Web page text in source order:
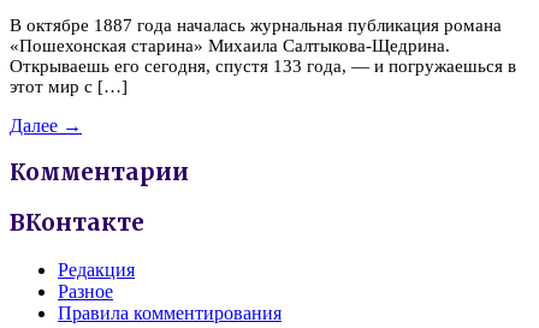
В октябре 1887 года началась журнальная публикация романа
«Пошехонская старина» Михаила Салтыкова-Щедрина.
Открываешь его сегодня, спустя 133 года, — и погружаешься в
этот мир с […]
Далее →
Комментарии
ВКонтакте
Редакция
Разное
Правила комментирования